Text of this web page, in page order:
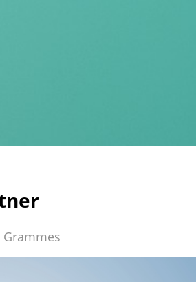
Grammes